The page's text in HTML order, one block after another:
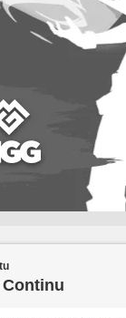
Continu